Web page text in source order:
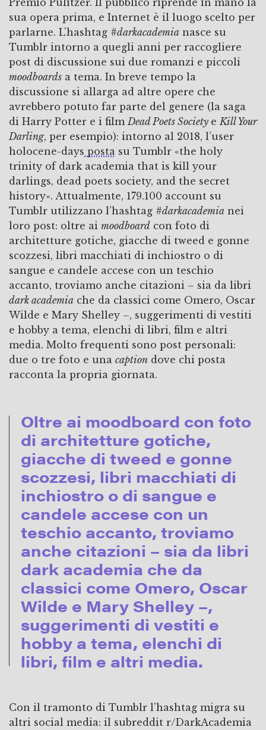
sua opera prima, e Internet è il luogo scelto per
parlarne. L’hashtag #darkacademia nasce su
Tumblr intorno a quegli anni per raccogliere
post di discussione sui due romanzi e piccoli
moodboards a tema. In breve tempo la
discussione si allarga ad altre opere che
avrebbero potuto far parte del genere (la saga
di Harry Potter e i film Dead Poets Society e Kill Your
Darling, per esempio): intorno al 2018, l’user
holocene-days posta su Tumblr «the holy
trinity of dark academia that is kill your
darlings, dead poets society, and the secret
history». Attualmente, 179.100 account su
Tumblr utilizzano l’hashtag #darkacademia nei
loro post: oltre ai moodboard con foto di
architetture gotiche, giacche di tweed e gonne
scozzesi, libri macchiati di inchiostro o di
sangue e candele accese con un teschio
accanto, troviamo anche citazioni – sia da libri
dark academia che da classici come Omero, Oscar
Wilde e Mary Shelley –, suggerimenti di vestiti
e hobby a tema, elenchi di libri, film e altri
media. Molto frequenti sono post personali:
due o tre foto e una caption dove chi posta
racconta la propria giornata.
Oltre ai moodboard con foto
di architetture gotiche,
giacche di tweed e gonne
scozzesi, libri macchiati di
inchiostro o di sangue e
candele accese con un
teschio accanto, troviamo
anche citazioni – sia da libri
dark academia che da
classici come Omero, Oscar
Wilde e Mary Shelley –,
suggerimenti di vestiti e
hobby a tema, elenchi di
libri, film e altri media.
Con il tramonto di Tumblr l’hashtag migra su
altri social media: il subreddit r/DarkAcademia